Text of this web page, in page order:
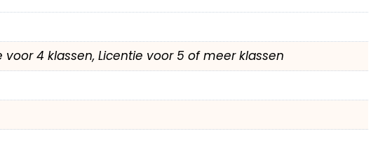
voor 4 klassen, Licentie voor 5 of meer klassen